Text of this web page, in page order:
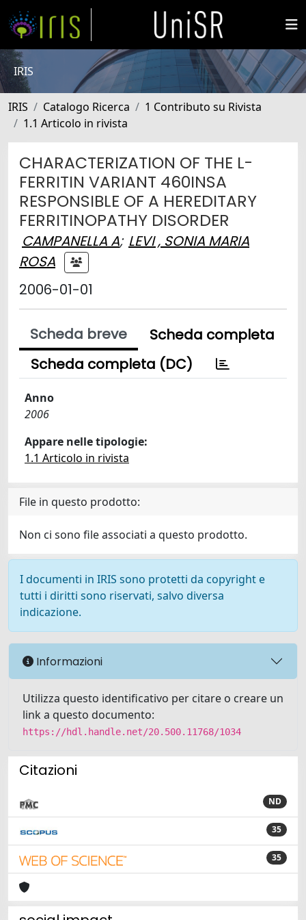
IRIS
IRIS Catalogo Ricerca
1 Contributo su Rivista
1.1 Articolo in rivista
CHARACTERIZATION OF THE L-
FERRITIN VARIANT 460INSA
RESPONSIBLE OF A HEREDITARY
FERRITINOPATHY DISORDER
CAMPANELLA A; LEVI , SONIA MARIA
ROSA
2006-01-01
Scheda breve
Scheda completa
Scheda completa (DC)
Anno
2006
Appare nelle tipologie:
1.1 Articolo in rivista
File in questo prodotto:
Non ci sono file associati a questo prodotto.
I documenti in IRIS sono protetti da copyright e
tutti i diritti sono riservati, salvo diversa
indicazione.
Informazioni
Utilizza questo identificativo per citare o creare un
link a questo documento:
https://hdl.handle.net/20.500.11768/1034
Citazioni
ND
35
35